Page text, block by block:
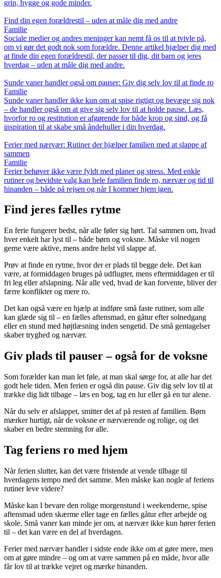
grin, hygge og gode minder.
Find din egen forældrestil – uden at måle dig med andre
Familie
Sociale medier og andres meninger kan nemt få os til at tvivle på,
om vi gør det godt nok som forældre. Denne artikel hjælper dig med
at finde din egen forældrestil, der passer til dig, dit barn og jeres
hverdag – uden at måle dig med andre.
Sunde vaner handler også om pauser: Giv dig selv lov til at finde ro
Familie
Sunde vaner handler ikke kun om at spise rigtigt og bevæge sig nok
– de handler også om at give sig selv lov til at holde pause. Læs,
hvorfor ro og restitution er afgørende for både krop og sind, og få
inspiration til at skabe små åndehuller i din hverdag.
Ferier med nærvær: Rutiner der hjælper familien med at slappe af
sammen
Familie
Ferier behøver ikke være fyldt med planer og stress. Med enkle
rutiner og bevidste valg kan hele familien finde ro, nærvær og tid til
hinanden – både på rejsen og når I kommer hjem igen.
Find jeres fælles rytme
En ferie fungerer bedst, når alle føler sig hørt. Tal sammen om, hvad
hver enkelt har lyst til – både børn og voksne. Måske vil nogen
gerne være aktive, mens andre helst vil slappe af.
Prøv at finde en rytme, hvor der er plads til begge dele. Det kan
være, at formiddagen bruges på udflugter, mens eftermiddagen er til
fri leg eller afslapning. Når alle ved, hvad de kan forvente, bliver der
færre konflikter og mere ro.
Det kan også være en hjælp at indføre små faste rutiner, som alle
kan glæde sig til – en fælles aftensmad, en gåtur efter solnedgang
eller en stund med højtlæsning inden sengetid. De små gentagelser
skaber tryghed og nærvær.
Giv plads til pauser – også for de voksne
Som forælder kan man let føle, at man skal sørge for, at alle har det
godt hele tiden. Men ferien er også din pause. Giv dig selv lov til at
trække dig lidt tilbage – læs en bog, tag en lur eller gå en tur alene.
Når du selv er afslappet, smitter det af på resten af familien. Børn
mærker hurtigt, når de voksne er nærværende og rolige, og det
skaber en bedre stemning for alle.
Tag feriens ro med hjem
Når ferien slutter, kan det være fristende at vende tilbage til
hverdagens tempo med det samme. Men måske kan nogle af feriens
rutiner leve videre?
Måske kan I bevare den rolige morgenstund i weekenderne, spise
aftensmad uden skærme eller tage en fælles gåtur efter arbejde og
skole. Små vaner kan minde jer om, at nærvær ikke kun hører ferien
til – det kan være en del af hverdagen.
Ferier med nærvær handler i sidste ende ikke om at gøre mere, men
om at gøre mindre – og om at være sammen på en måde, hvor alle
får lov til at trække vejret og mærke hinanden.